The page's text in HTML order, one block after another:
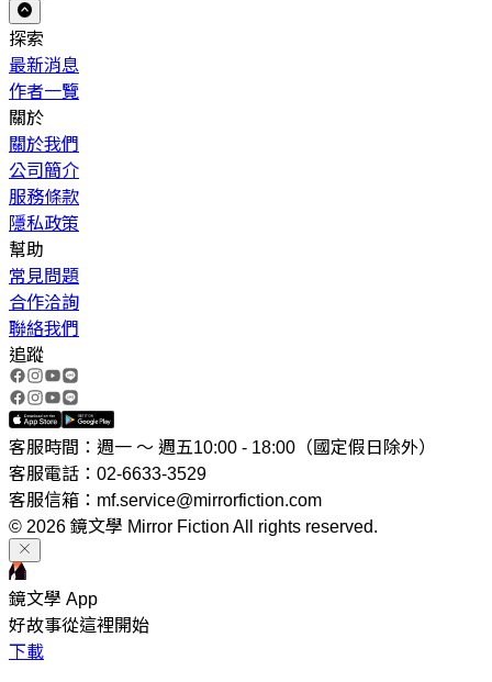
探索
最新消息
作者一覽
關於
關於我們
公司簡介
服務條款
隱私政策
幫助
常見問題
合作洽詢
聯絡我們
追蹤
客服時間：週一 ～ 週五10:00 - 18:00（國定假日除外）
客服電話：02-6633-3529
客服信箱：mf.service@mirrorfiction.com
© 2026 鏡文學 Mirror Fiction All rights reserved.
鏡文學 App
好故事從這裡開始
下載